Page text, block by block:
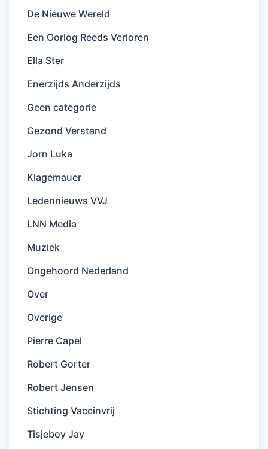
De Nieuwe Wereld
Een Oorlog Reeds Verloren
Ella Ster
Enerzijds Anderzijds
Geen categorie
Gezond Verstand
Jorn Luka
Klagemauer
Ledennieuws VVJ
LNN Media
Muziek
Ongehoord Nederland
Over
Overige
Pierre Capel
Robert Gorter
Robert Jensen
Stichting Vaccinvrij
Tisjeboy Jay